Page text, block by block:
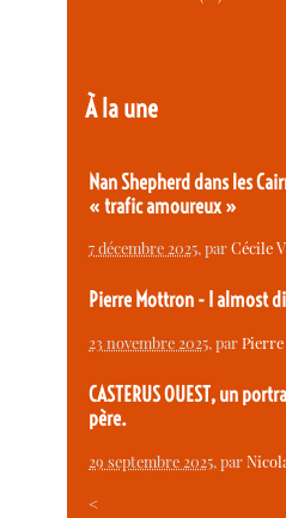
À la une
Nan Shepherd dans les
« trafic amoureux »
7 décembre 2025, parCécile
Pierre Mottron - I almost
23 novembre 2025, par
CASTERUS OUEST, un
père.
29 septembre 2025, par
<